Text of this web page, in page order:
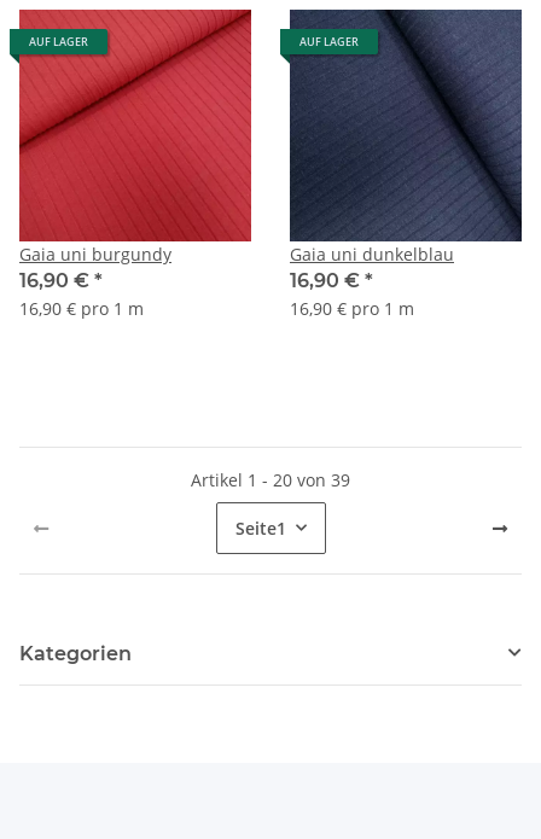
AUF LAGER
Gaia uni burgundy
16,90 € *
16,90 € pro 1 m
AUF LAGER
Gaia uni dunkelblau
16,90 € *
16,90 € pro 1 m
Artikel 1 - 20 von 39
Seite1
Kategorien